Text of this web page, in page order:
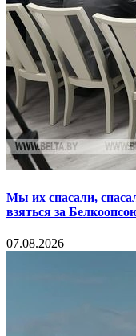
Мы их спасали,
взяться за
07.08.2026